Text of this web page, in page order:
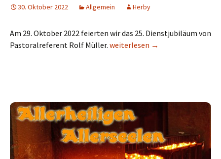
30. Oktober 2022 Allgemein Herby
Am 29. Oktober 2022 feierten wir das 25. Dienstjubiläum von
Pastoralreferent Rolf Müller. 25-Dienstjubiläum von Rolf
weiterlesen →